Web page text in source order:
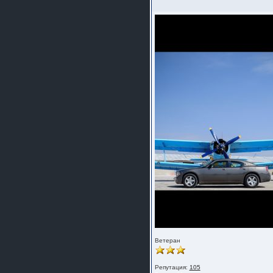
Ветеран
Репутация: 105